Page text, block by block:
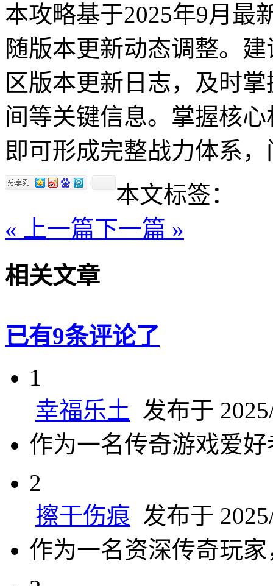
本攻略基于2025年9月最
随版本更新动态调整。
区版本更新日志，及时
间等关键信息。掌握核
即可形成完整战力体系
本文标签：
« 上一篇下一篇 »
相关文章
已有9条评论了
1
幸福乐土 发布于
作为一名传奇游戏爱
2
擦干伤痕 发布于
作为一名资深传奇玩